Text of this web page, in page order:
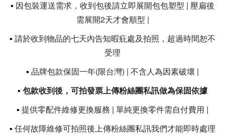
▪ 因包裝運送需求，收到包後請立即展開包包塑型 | 壓扁後
需展開2天才會順型 |
▪ 請於收到物品的七天內告知暇疪處及拍照，超過時間恕不
受理
▪ 品牌包款保固一年(限台灣) | 不含人為因素破壞 |
▪ 包款收到後，可拍發票上傳粉絲團私訊做為保固依據
▪ 提供零配件維修更換服務 | 單純更換零件需自付費用 |
▪ 任何故障維修可拍照後上傳粉絲團私訊我們才能即時處理